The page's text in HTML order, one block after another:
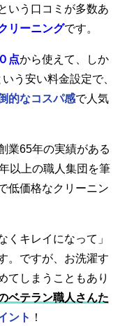
いう口コミが多数あ
リーニングです。
点から使えて、しか
いう安い料金設定で、
的なコスパ感で人気
業65年の実績がある
以上の職人集団を筆
低価格なクリーニン
くキレイになって」
。ですが、お洗濯す
てしまうこともあり
ベテラン職人さんた
ント ！